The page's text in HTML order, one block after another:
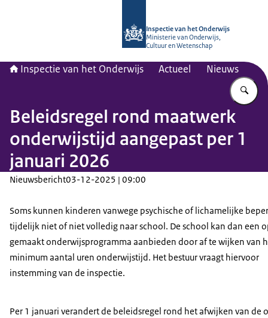
Inspectie van het Onderwijs
Ministerie van Onderwijs,
Cultuur en Wetenschap
Inspectie van het Onderwijs Actueel Nieuws
Beleidsregel rond maatwerk
onderwijstijd aangepast per 1
januari 2026
Nieuwsbericht03-12-2025 | 09:00
Soms kunnen kinderen vanwege psychische of lichamelijke
tijdelijk niet of niet volledig naar school. De school kan dan een
gemaakt onderwijsprogramma aanbieden door af te wijken van
minimum aantal uren onderwijstijd. Het bestuur vraagt hiervoor
instemming van de inspectie.
Per 1 januari verandert de beleidsregel rond het afwijken van